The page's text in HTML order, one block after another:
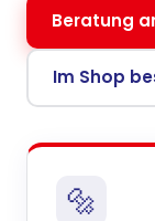
Beratung
Im Shop
🔩